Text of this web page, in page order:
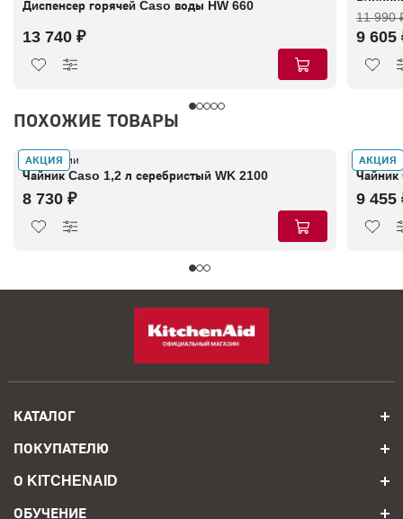
Диспенсер горячей Caso воды HW 660
13 740 ₽
11 990
9 605
ПОХОЖИЕ ТОВАРЫ
АКЦИЯ
В наличии
Чайник Caso 1,2 л серебристый WK 2100
8 730 ₽
АКЦИЯ
В
Чайник
9 455
КАТАЛОГ
ПОКУПАТЕЛЮ
О KITCHENAID
ОБУЧЕНИЕ